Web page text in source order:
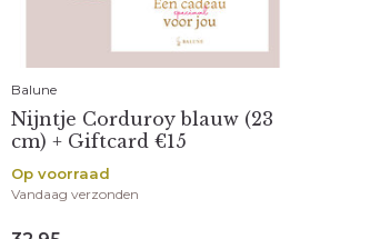
Balune
Nijntje Corduroy blauw (23
cm) + Giftcard €15
Op voorraad
Vandaag verzonden